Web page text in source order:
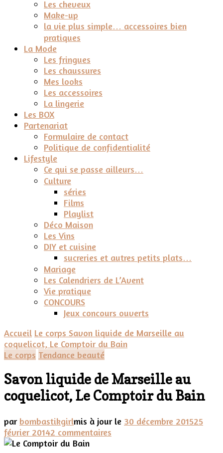
Les cheveux
Make-up
la vie plus simple… accessoires bien
pratiques
La Mode
Les fringues
Les chaussures
Mes looks
Les accessoires
La lingerie
Les BOX
Partenariat
Formulaire de contact
Politique de confidentialité
Lifestyle
Ce qui se passe ailleurs…
Culture
séries
Films
Playlist
Déco Maison
Les Vins
DIY et cuisine
sucreries et autres petits plats…
Mariage
Les Calendriers de L’Avent
Vie pratique
CONCOURS
Jeux concours ouverts
Accueil Le corps Savon liquide de Marseille au
coquelicot, Le Comptoir du Bain
Le corps Tendance beauté
Savon liquide de Marseille au
coquelicot, Le Comptoir du Bain
par bombastikgirlmis à jour le 30 décembre 201525
février 20142 commentaires